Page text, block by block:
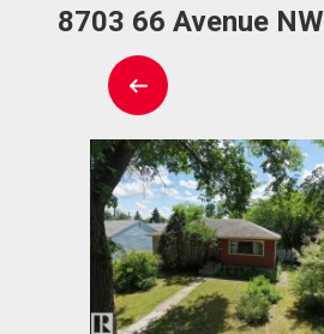
8703 66 Avenue NW